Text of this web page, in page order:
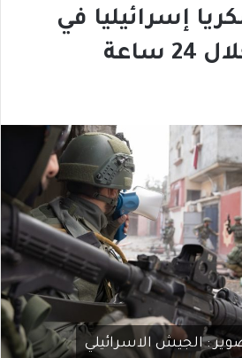
عسكريا إسرائيليا في
: الجيش الاسرائيلي